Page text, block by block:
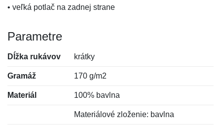
• veľká potlač na zadnej strane
Parametre
Dĺžka rukávov krátky
Gramáž 170 g/m2
Materiál 100% bavlna
Materiálové zloženie: bavlna